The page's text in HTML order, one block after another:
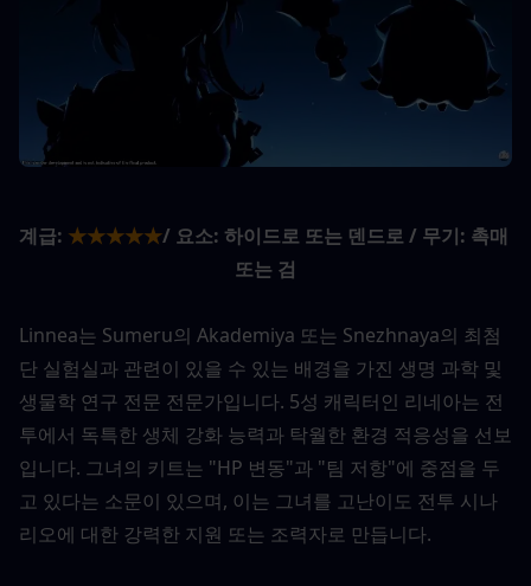
계급: ★★★★★/ 요소: 하이드로 또는 덴드로 / 무기: 촉매
또는 검
Linnea는 Sumeru의 Akademiya 또는 Snezhnaya의 최첨
단 실험실과 관련이 있을 수 있는 배경을 가진 생명 과학 및
생물학 연구 전문 전문가입니다. 5성 캐릭터인 리네아는 전
투에서 독특한 생체 강화 능력과 탁월한 환경 적응성을 선보
입니다. 그녀의 키트는 "HP 변동"과 "팀 저항"에 중점을 두
고 있다는 소문이 있으며, 이는 그녀를 고난이도 전투 시나
리오에 대한 강력한 지원 또는 조력자로 만듭니다.